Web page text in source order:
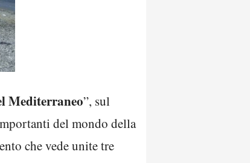
Mediterraneo”, sul
del mondo della
che vede unite tre